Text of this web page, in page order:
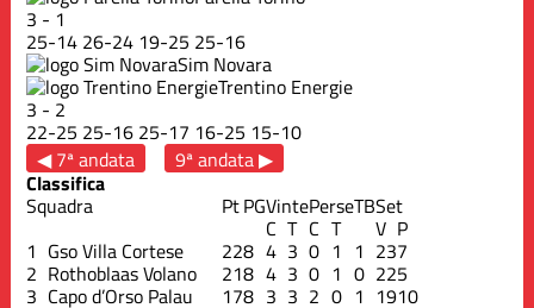
3 - 1
25-14 26-24 19-25 25-16
Sim Novara
Trentino Energie
3 - 2
22-25 25-16 25-17 16-25 15-10
◀ 7ª andata
9ª andata ▶
Classifica
Squadra PtPGVintePerseTBSet
C T C T V P
1 Gso Villa Cortese 228 4 3 0 1 1 237
2 Rothoblaas Volano 218 4 3 0 1 0 225
3 Capo d’Orso Palau 178 3 3 2 0 1 1910